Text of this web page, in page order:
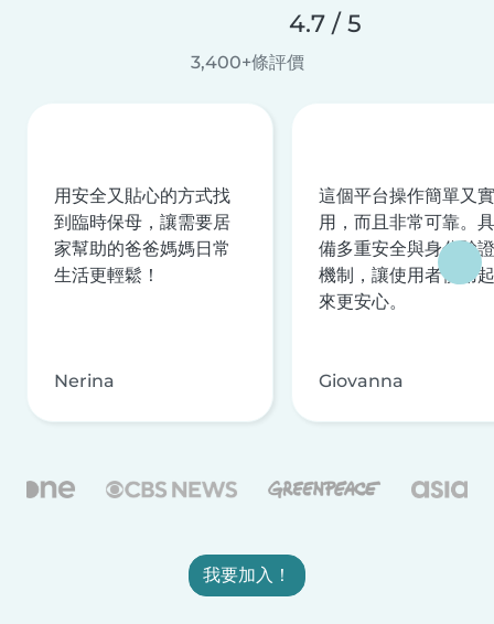
4.7 / 5
3,400+條評價
用安全又貼心的方式找
到臨時保母，讓需要居
家幫助的爸爸媽媽日常
生活更輕鬆！
Nerina
這個平台操作簡單又實
用，而且非常可靠。具
備多重安全與身分驗證
機制，讓使用者使用起
來更安心。
Giovanna
我要加入！